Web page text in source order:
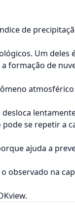
de
Um deles
formação de
se repetir a
ajuda a
observado na